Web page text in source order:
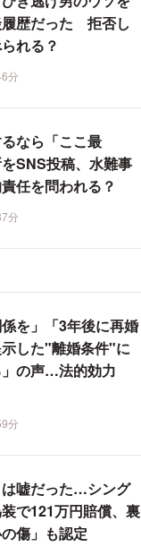
歴だった 拒否し
れる？
分
なら「ここ最
SNS投稿、水難事
任を問われる？
分
係を」「3年後に再婚
した"離婚条件"に
」の声…法的効力
分
は嘘だった…シング
で121万円賠償、裏
傷」も認定